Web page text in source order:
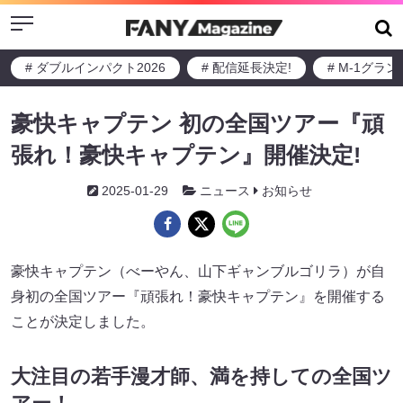
Menu
# ダブルインパクト2026 # 配信延長決定! # M-1グラン
豪快キャプテン 初の全国ツアー『頑
張れ！豪快キャプテン』開催決定!
2025-01-29 ニュース お知らせ
豪快キャプテン（べーやん、山下ギャンブルゴリラ）が自
身初の全国ツアー『頑張れ！豪快キャプテン』を開催する
ことが決定しました。
大注目の若手漫才師、満を持しての全国ツ